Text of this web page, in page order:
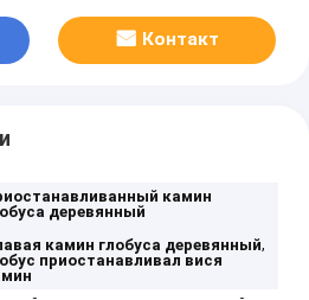
Контакт
камин
деревянный
камин глобуса деревянный,
приостанавливал вися